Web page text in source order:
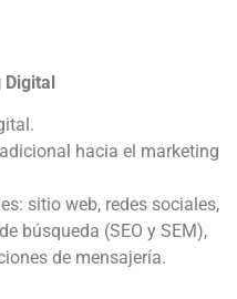
Digital
hacia el marketing
sitio web, redes sociales,
búsqueda (SEO y SEM),
de mensajería.